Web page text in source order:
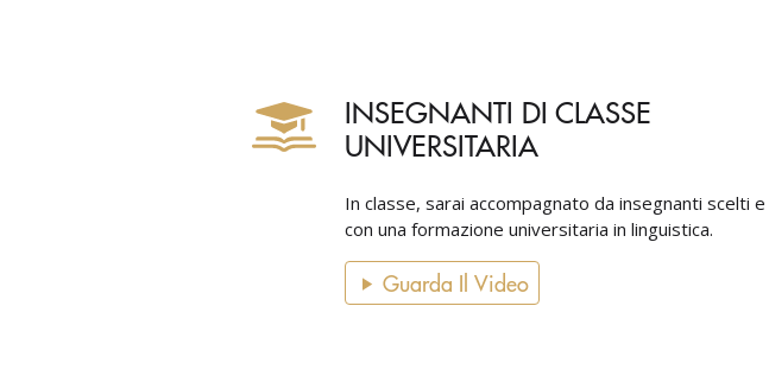
INSEGNANTI DI CLASSE
UNIVERSITARIA
In classe, sarai accompagnato da insegnanti scelti e
con una formazione universitaria in linguistica.
Guarda Il Video